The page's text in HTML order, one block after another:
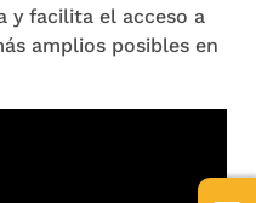
y facilita el acceso a
amplios posibles en